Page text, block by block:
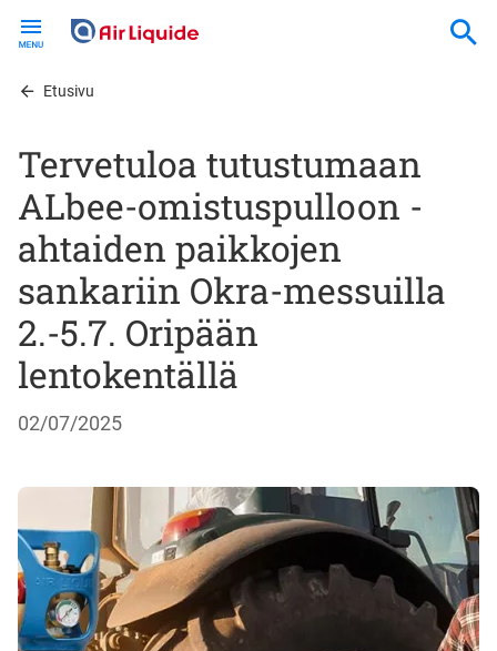
contentEtusivu
Tervetuloa tutustumaan
ALbee-omistuspulloon -
ahtaiden paikkojen
sankariin Okra-messuilla
2.-5.7. Oripään
lentokentällä
02/07/2025